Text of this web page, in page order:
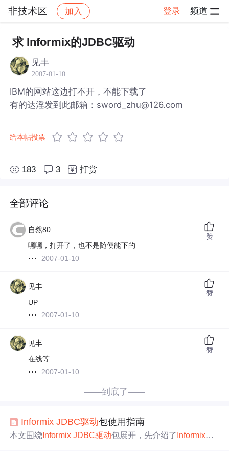
非技术区 加入 登录 频道
社区 非技术区 帖子详情
求 Informix的JDBC驱动
见丰
2007-01-10
IBM的网站这边打不开，不能下载了
有的达淫发到此邮箱：sword_zhu@126.com
给本帖投票
183 3 打赏
全部评论
自然80
嘿嘿，打开了，也不是随便能下的
2007-01-10
赞
见丰
UP
2007-01-10
赞
见丰
在线等
2007-01-10
赞
——到底了——
Informix JDBC驱动包使用指南
本文围绕 Informix JDBC驱动包展开，先介绍了 Informix数